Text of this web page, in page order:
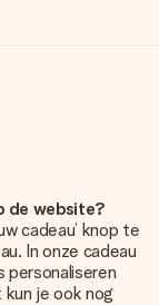
de website?
cadeau’ knop te
In onze cadeau
personaliseren
je ook nog